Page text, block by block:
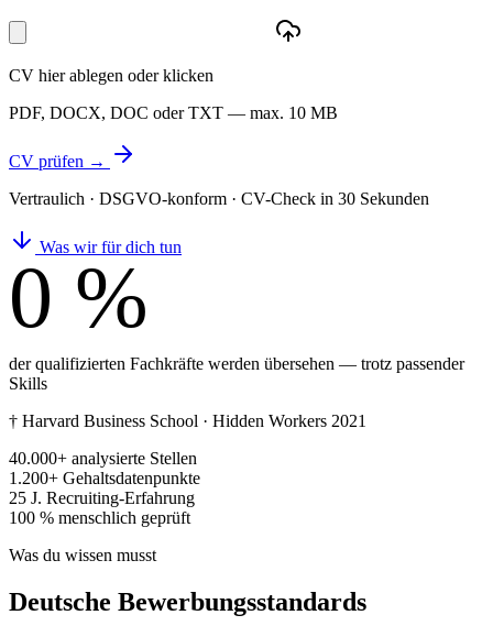
CV hier ablegen oder klicken
PDF, DOCX, DOC oder TXT — max. 10 MB
CV prüfen →
Vertraulich · DSGVO-konform · CV-Check in 30 Sekunden
Was wir für dich tun
0 %
der qualifizierten Fachkräfte werden übersehen — trotz passender
Skills
† Harvard Business School · Hidden Workers 2021
40.000+ analysierte Stellen
1.200+ Gehalts­datenpunkte
25 J. Recruiting-Erfahrung
100 % menschlich geprüft
Was du wissen musst
Deutsche Bewerbungsstandards